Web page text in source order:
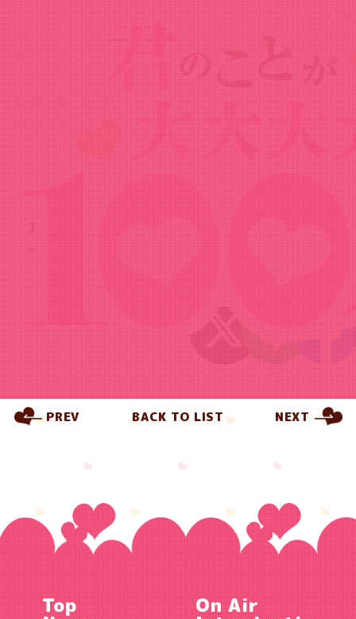
News
～花園羽々里編～
PREV BACK TO LIST NEXT
Top On Air